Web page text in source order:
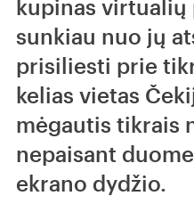
kupinas virtualių
sunkiau nuo jų
prisiliesti prie
kelias vietas
mėgautis tikrais
nepaisant
ekrano dydžio.